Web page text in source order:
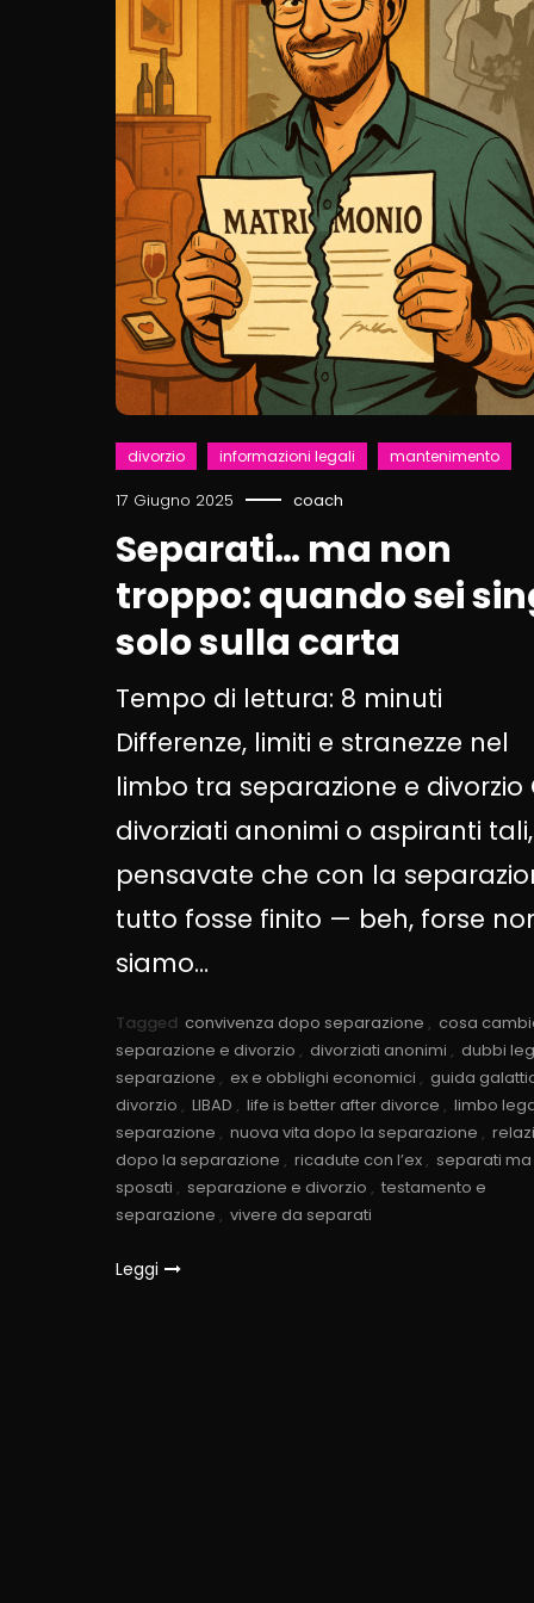
divorzio informazioni legali mantenimento
17 Giugno 2025 coach
Separati… ma non
troppo: quando sei
solo sulla carta
Tempo di lettura: 8 minuti
Differenze, limiti e stranezze nel
limbo tra separazione e divorzio
divorziati anonimi o aspiranti
pensavate che con la
tutto fosse finito — beh, forse
siamo…
Tagged convivenza dopo separazione , cosa
separazione e divorzio , divorziati anonimi , dubbi
separazione , ex e obblighi economici , guida
divorzio , LIBAD , life is better after divorce , limbo
separazione , nuova vita dopo la separazione ,
dopo la separazione , ricadute con l’ex , separati ma
sposati , separazione e divorzio , testamento e
separazione , vivere da separati
Leggi